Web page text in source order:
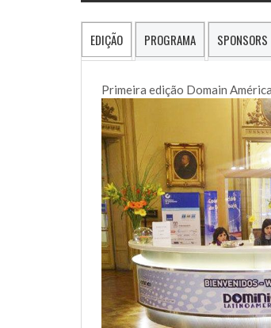
EDIÇÃO PROGRAMA SPONSORS
Primeira edição Domain